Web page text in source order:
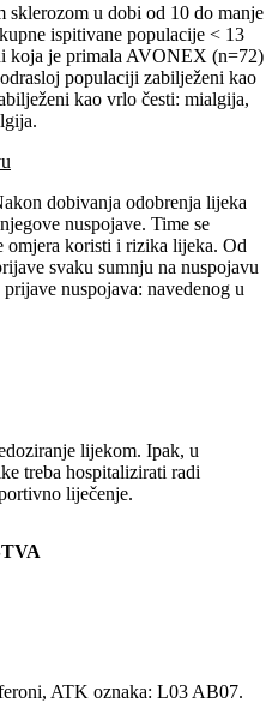
sklerozom u dobi od 10 do manje
ispitivane populacije < 13
koja je primala AVONEX (n=72)
populaciji zabilježeni kao
kao vrlo česti: mialgija,
dobivanja odobrenja lijeka
nuspojave. Time se
omjera koristi i rizika lijeka. Od
svaku sumnju na nuspojavu
nuspojava: navedenog u
lijekom. Ipak, u
treba hospitalizirati radi
liječenje.
ATK oznaka: L03 AB07.